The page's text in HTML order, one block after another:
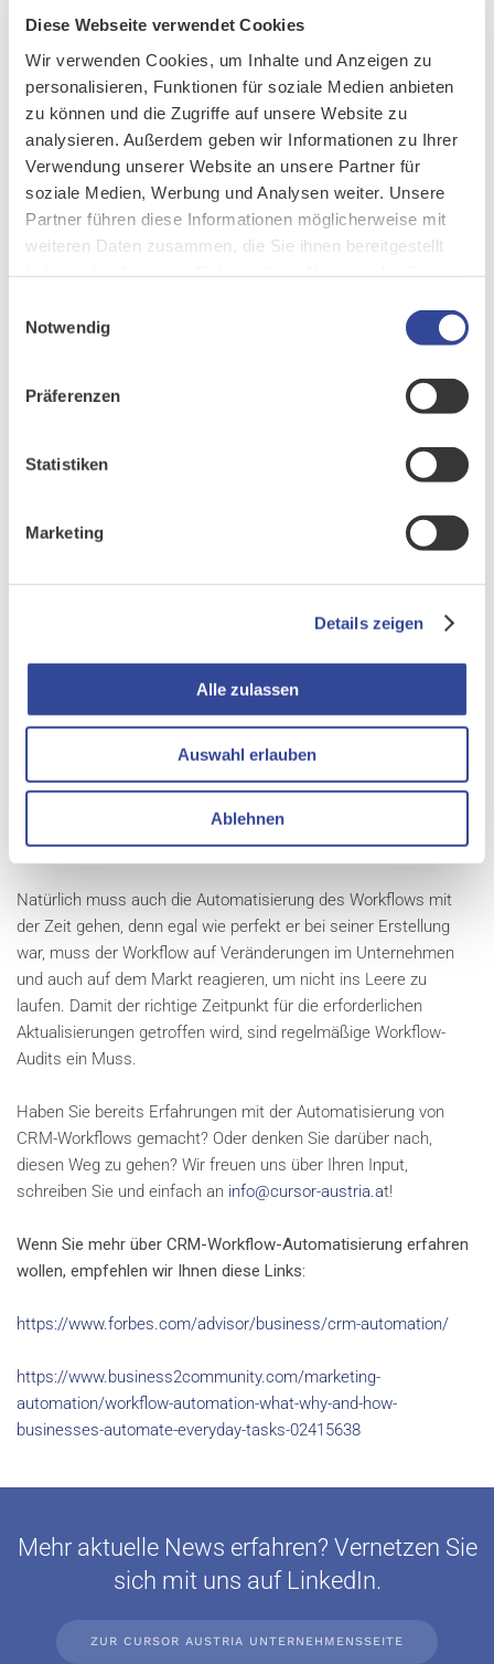
Diese Webseite verwendet Cookies
Wir verwenden Cookies, um Inhalte und Anzeigen zu
personalisieren, Funktionen für soziale Medien anbieten
zu können und die Zugriffe auf unsere Website zu
analysieren. Außerdem geben wir Informationen zu Ihrer
Verwendung unserer Website an unsere Partner für
soziale Medien, Werbung und Analysen weiter. Unsere
Partner führen diese Informationen möglicherweise mit
weiteren Daten zusammen, die Sie ihnen bereitgestellt
Notwendig
Präferenzen
Statistiken
Marketing
Details zeigen
Alle zulassen
Auswahl erlauben
Ablehnen
Umgebung schaffen, die den Mitarbeiter*innen eine optimale
Eine gute Kundenkommunikation aufrechtzuerhalten, kann
schwierig sein, insbesondere wenn mehrere Konten gleichzeitig
verwaltet werden. Dank einer CRM-Workflow-Automatisierung
können die Mitarbeiter*innen ihre Kund*innen automatisch, im
richtigen Moment und bei jedem Schritt der Customer Journey
kontaktieren. Ein weiterer Pluspunkt betrifft die
Marketingkampagnen.
WO WORKFLOW-AUTOMATISIERUNG SINNVOLL IST
„Diese Beispiele für die positive Wirkung, die CRM-Workflow-
Automation auf Unternehmen haben kann, sollten aber nicht
Prozesse automatisiert werden“
, meint Gerhard Wanek:„Der
erste Schritt besteht darin, zu entscheiden, welche Prozesse Sie
einbeziehen wollen. Als Faustregel gilt: Vermeiden Sie die
menschliches Eingreifen erfordern. Besser geeignet sind sich
wiederholende Aufgaben, die bisher in einem bestimmten,
idealerweise bereits gut definierten, Funnel ausgeführt wurden.“
eingesetzt werden kann, nennt Wanek Leadgenerierung und -
qualifizierung, Kontaktgenerierung und -verwaltung, Kunden-
Onboarding und Customer Journey,
Kundenlebenszyklusmanagement oder auch E-Mail-Marketing.
Natürlich muss auch die Automatisierung des Workflows mit
der Zeit gehen, denn egal wie perfekt er bei seiner Erstellung
war, muss der Workflow auf Veränderungen im Unternehmen
und auch auf dem Markt reagieren, um nicht ins Leere zu
laufen. Damit der richtige Zeitpunkt für die erforderlichen
Aktualisierungen getroffen wird, sind regelmäßige Workflow-
Audits ein Muss.
Haben Sie bereits Erfahrungen mit der Automatisierung von
CRM-Workflows gemacht? Oder denken Sie darüber nach,
diesen Weg zu gehen? Wir freuen uns über Ihren Input,
schreiben Sie und einfach an info@cursor-austria.at!
Wenn Sie mehr über CRM-Workflow-Automatisierung erfahren
wollen, empfehlen wir Ihnen diese Links:
https://www.forbes.com/advisor/business/crm-automation/
https://www.business2community.com/marketing-
automation/workflow-automation-what-why-and-how-
businesses-automate-everyday-tasks-02415638
Mehr aktuelle News erfahren? Vernetzen Sie
sich mit uns auf LinkedIn.
ZUR CURSOR AUSTRIA UNTERNEHMENSSEITE